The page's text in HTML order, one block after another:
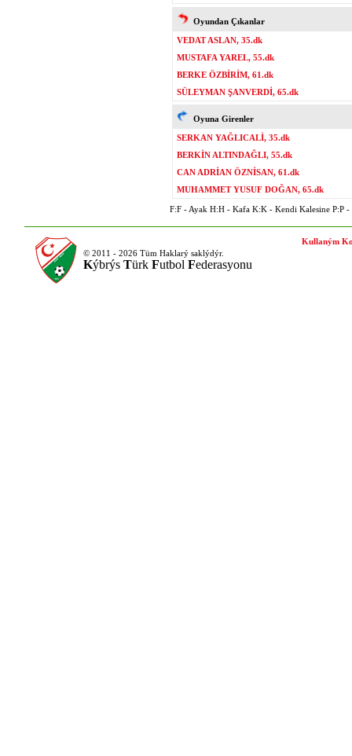
Oyundan Çıkanlar
VEDAT ASLAN, 35.dk
MUSTAFA YAREL, 55.dk
BERKE ÖZBİRİM, 61.dk
SÜLEYMAN ŞANVERDİ, 65.dk
Oyuna Girenler
SERKAN YAĞLICALİ, 35.dk
BERKİN ALTINDAĞLI, 55.dk
CAN ADRİAN ÖZNİSAN, 61.dk
MUHAMMET YUSUF DOĞAN, 65.dk
F:F - Ayak H:H - Kafa K:K - Kendi Kalesine P:P -
© 2011 - 2026 Tüm Haklarý saklýdýr.
Kýbrýs Türk Futbol Federasyonu
Kullaným